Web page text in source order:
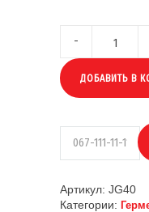
ДОБАВИТЬ В
Артикул: JG40
Категории: